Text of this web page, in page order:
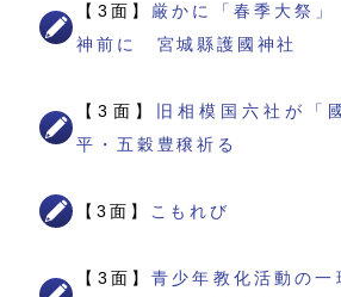
【3面】 厳かに「春季大祭
神前に 宮城縣護國神社
【3面】
旧相模国六社が
平・五穀豊穣祈る
【3面】 こもれび
【3面】青少年教化活動の